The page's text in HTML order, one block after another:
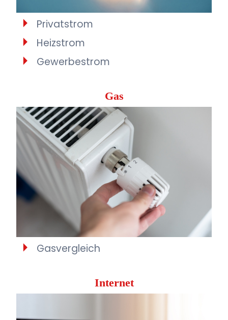
Privatstrom
Heizstrom
Gewerbestrom
Gas
Gasvergleich
Internet